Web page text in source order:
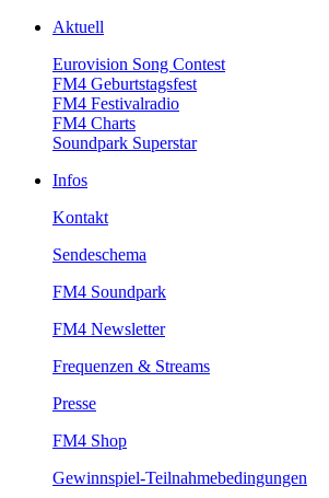
Aktuell
EurovisionSongContest
FM4Geburtstagsfest
FM4Festivalradio
FM4Charts
SoundparkSuperstar
Infos
Kontakt
Sendeschema
FM4Soundpark
FM4Newsletter
Frequenzen&Streams
Presse
FM4Shop
Gewinnspiel-Teilnahmebedingungen